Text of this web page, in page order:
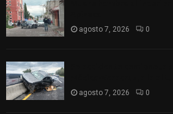
agosto 7, 2026 0
agosto 7, 2026 0